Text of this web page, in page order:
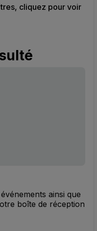
cliquez pour voir
ainsi que
boîte de réception